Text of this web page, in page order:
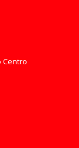
Centro